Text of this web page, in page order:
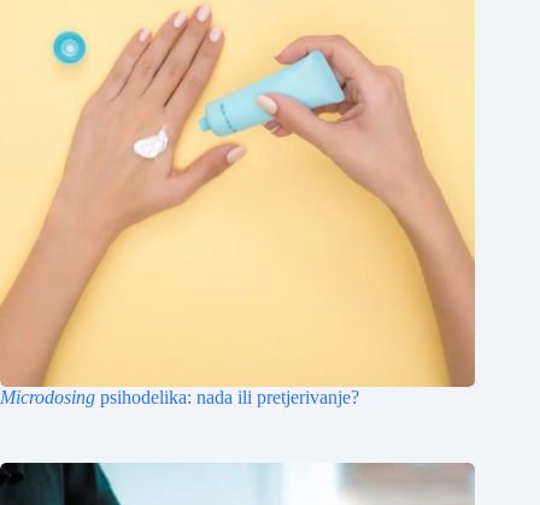
Microdosing psihodelika: nada ili pretjerivanje?